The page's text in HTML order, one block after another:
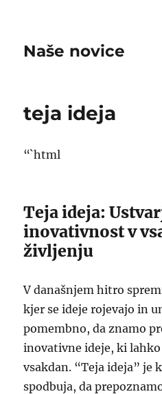
Naše novice
teja ideja
“`html
Teja ideja:
inovativnost v
življenju
V današnjem hitro
kjer se ideje rojevajo in
pomembno, da znamo
inovativne ideje, ki
vsakdan. “Teja ideja” je
spodbuja, da